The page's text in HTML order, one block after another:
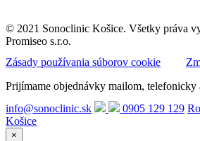
© 2021 Sonoclinic Košice. Všetky práva
Promiseo s.r.o.
Zásady používania súborov cookie
Prijímame objednávky mailom, telefonicky
info@sonoclinic.sk
0905 129 129
Košice
×